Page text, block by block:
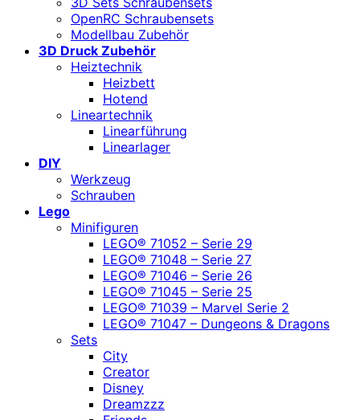
OpenRC Schraubensets
Modellbau Zubehör
3D Druck Zubehör
Heiztechnik
Heizbett
Hotend
Lineartechnik
Linearführung
Linearlager
DIY
Werkzeug
Schrauben
Lego
Minifiguren
LEGO® 71052 – Serie 29
LEGO® 71048 – Serie 27
LEGO® 71046 – Serie 26
LEGO® 71045 – Serie 25
LEGO® 71039 – Marvel Serie 2
LEGO® 71047 – Dungeons & Dragons
Sets
City
Creator
Disney
Dreamzzz